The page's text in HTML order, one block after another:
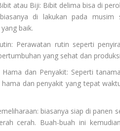
atau Biji: Bibit delima bisa di
di lakukan pada
baik.
Perawatan rutin seperti
yang sehat dan
Hama dan Penyakit: Seperti
hama dan penyakit yang tepat
biasanya siap di
cerah. Buah-buah ini